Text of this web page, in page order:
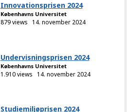
Innovationsprisen 2024
Københavns Universitet
879 views 14. november 2024
Undervisningsprisen 2024
Københavns Universitet
1.910 views 14. november 2024
Studiemiljøprisen 2024